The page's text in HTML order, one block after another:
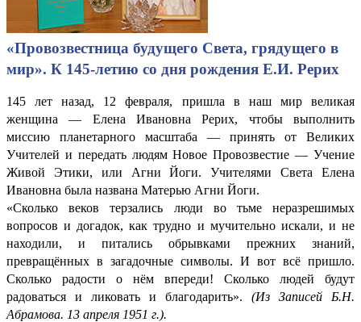
«Провозвестница будущего Света, грядущего в
мир». К 145-летию со дня рождения Е.И. Рерих
145 лет назад, 12 февраля, пришла в наш мир великая
женщина — Елена Ивановна Рерих, чтобы выполнить
миссию планетарного масштаба — принять от Великих
Учителей и передать людям Новое Провозвестие — Учение
Живой Этики, или Агни Йоги. Учителями Света Елена
Ивановна была названа Матерью Агни Йоги.
«Сколько веков терзались люди во тьме неразрешимых
вопросов и догадок, как трудно и мучительно искали, и не
находили, и питались обрывками прежних знаний,
превращённых в загадочные символы. И вот всё пришло.
Сколько радости о нём впереди! Сколько людей будут
радоваться и ликовать и благодарить». (Из Записей Б.Н.
Абрамова. 13 апреля 1951 г.).